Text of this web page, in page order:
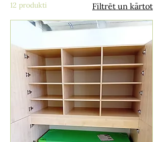
12 produkti Filtrēt un kārtot